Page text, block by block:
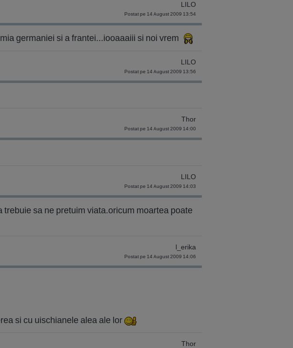
LILO
Postat pe 14 August 2009 13:54
germaniei si a frantei...iooaaaiii si noi vrem
LILO
Postat pe 14 August 2009 13:56
Thor
Postat pe 14 August 2009 14:00
LILO
Postat pe 14 August 2009 14:03
sa ne pretuim viata.oricum moartea poate
l_erika
Postat pe 14 August 2009 14:06
si cu uischianele alea ale lor
Thor